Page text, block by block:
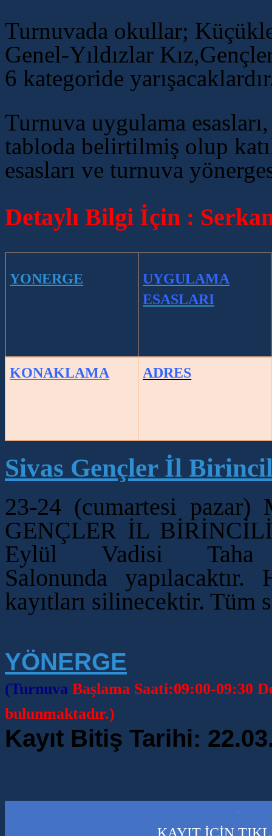
Turnuvada okullar;
Genel-Yıldızlar
6 kategoride
Turnuva uygulama
tabloda belirtilmiş olup
esasları ve turnuva
Detaylı Bilgi İçin :
YONERGE
UYGULAMA
ESASLARI
KONAKLAMA ADRES
Sivas Gençler İl
23-24 (cumartesi
GENÇLER İL
Eylül Vadisi
Salonunda yapılacaktır.
kayıtları silinecektir. Tüm
YÖNERGE
(Turnuva Başlama Saati:09:00-09:30
bulunmaktadır.)
Kayıt Bitiş Tarihi:
KAYIT İÇİN